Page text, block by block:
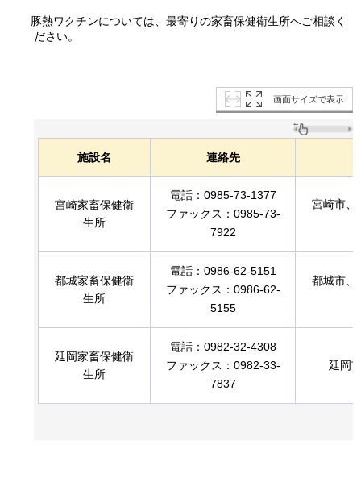
豚熱ワクチンについては、最寄りの家畜保健衛生所へご相談く
ださい。
画面サイズで表示
施設名 連絡先
宮崎家畜保健衛
生所
電話：0985-73-1377
ファックス：0985-73-
7922
宮崎市、
都城家畜保健衛
生所
電話：0986-62-5151
ファックス：0986-62-
5155
都城市、
延岡家畜保健衛
生所
電話：0982-32-4308
ファックス：0982-33-
7837
延岡